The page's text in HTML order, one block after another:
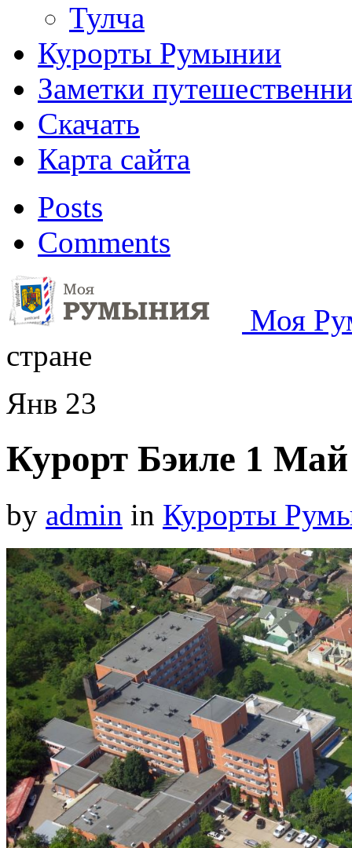
Тулча
Курорты Румынии
Заметки
Скачать
Карта сайта
Posts
Comments
Моя
стране
Янв 23
Курорт Бэиле 1
by admin in Курорты